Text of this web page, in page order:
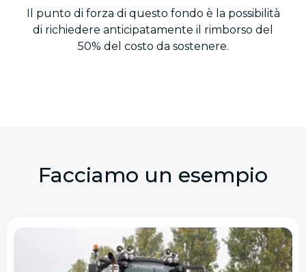
Il punto di forza di questo fondo è la possibilità
di richiedere anticipatamente il rimborso del
50% del costo da sostenere.
Facciamo un esempio